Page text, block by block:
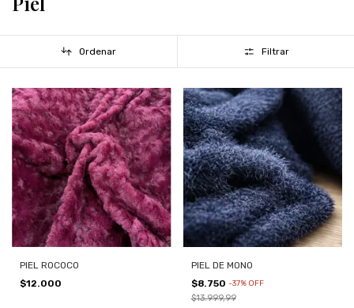
Ordenar Filtrar
PIEL ROCOCO
$12.000
PIEL DE MONO
$8.750 -37% OFF
$13.999,99